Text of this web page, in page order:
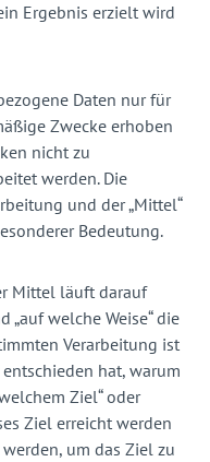
Ergebnis erzielt wird
Daten nur für
Zwecke erhoben
nicht zu
werden. Die
und der „Mittel“
Bedeutung.
Mittel läuft darauf
„auf welche Weise“ die
Verarbeitung ist
hat, warum
Ziel“ oder
Ziel erreicht werden
um das Ziel zu